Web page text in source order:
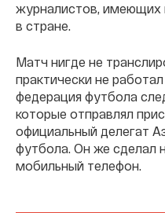
журналистов, имеющих
в стране.
Матч нигде не
практически не
федерация футбола
которые отправлял
официальный делегат
футбола. Он же сделал
мобильный телефон.